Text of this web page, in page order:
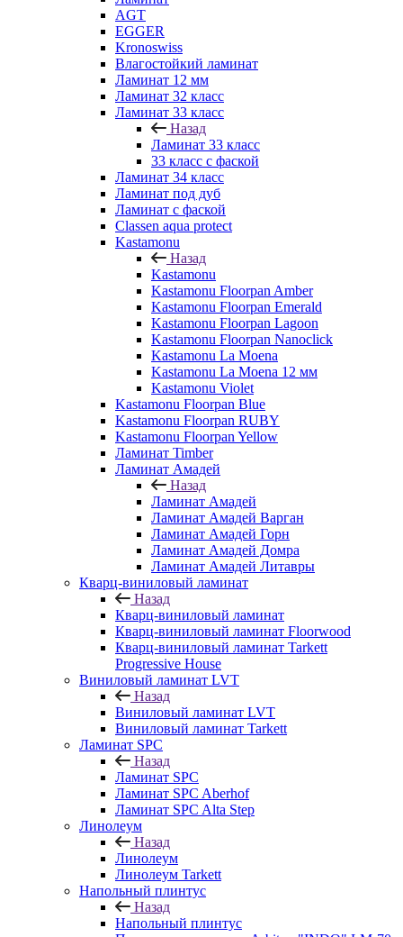
AGT
EGGER
Kronoswiss
Влагостойкий ламинат
Ламинат 12 мм
Ламинат 32 класс
Ламинат 33 класс
Назад
Ламинат 33 класс
33 класс с фаской
Ламинат 34 класс
Ламинат под дуб
Ламинат с фаской
Classen aqua protect
Kastamonu
Назад
Kastamonu
Kastamonu Floorpan Amber
Kastamonu Floorpan Emerald
Kastamonu Floorpan Lagoon
Kastamonu Floorpan Nanoclick
Kastamonu La Moena
Kastamonu La Moena 12 мм
Kastamonu Violet
Kastamonu Floorpan Blue
Kastamonu Floorpan RUBY
Kastamonu Floorpan Yellow
Ламинат Timber
Ламинат Амадей
Назад
Ламинат Амадей
Ламинат Амадей Варган
Ламинат Амадей Горн
Ламинат Амадей Домра
Ламинат Амадей Литавры
Кварц-виниловый ламинат
Назад
Кварц-виниловый ламинат
Кварц-виниловый ламинат Floorwood
Кварц-виниловый ламинат Tarkett
Progressive House
Виниловый ламинат LVT
Назад
Виниловый ламинат LVT
Виниловый ламинат Tarkett
Ламинат SPC
Назад
Ламинат SPC
Ламинат SPC Aberhof
Ламинат SPC Alta Step
Линолеум
Назад
Линолеум
Линолеум Tarkett
Напольный плинтус
Назад
Напольный плинтус